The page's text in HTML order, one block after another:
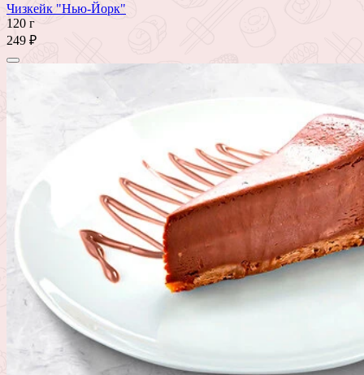
Чизкейк "Нью-Йорк"
120 г
249 ₽